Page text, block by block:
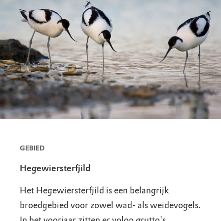
GEBIED
Hegewiersterfjild
Het Hegewiersterfjild is een belangrijk
broedgebied voor zowel wad- als weidevogels.